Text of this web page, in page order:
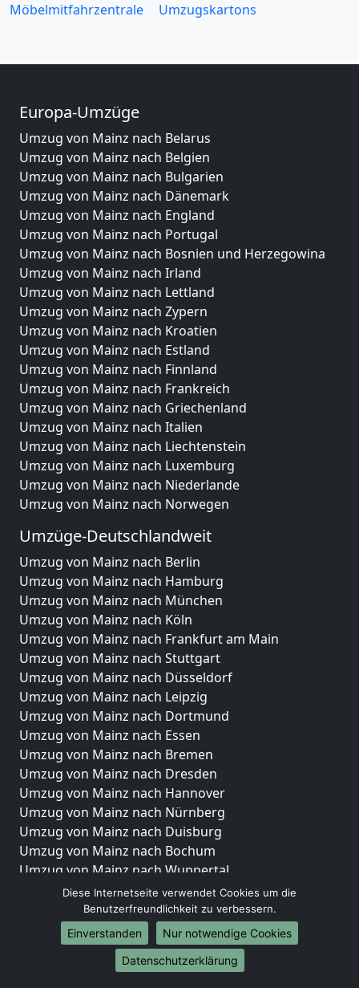
Möbelmitfahrzentrale
Umzugskartons
Europa-Umzüge
Umzug von Mainz nach Belarus
Umzug von Mainz nach Belgien
Umzug von Mainz nach Bulgarien
Umzug von Mainz nach Dänemark
Umzug von Mainz nach England
Umzug von Mainz nach Portugal
Umzug von Mainz nach Bosnien und Herzegowina
Umzug von Mainz nach Irland
Umzug von Mainz nach Lettland
Umzug von Mainz nach Zypern
Umzug von Mainz nach Kroatien
Umzug von Mainz nach Estland
Umzug von Mainz nach Finnland
Umzug von Mainz nach Frankreich
Umzug von Mainz nach Griechenland
Umzug von Mainz nach Italien
Umzug von Mainz nach Liechtenstein
Umzug von Mainz nach Luxemburg
Umzug von Mainz nach Niederlande
Umzug von Mainz nach Norwegen
Umzüge-Deutschlandweit
Umzug von Mainz nach Berlin
Umzug von Mainz nach Hamburg
Umzug von Mainz nach München
Umzug von Mainz nach Köln
Umzug von Mainz nach Frankfurt am Main
Umzug von Mainz nach Stuttgart
Umzug von Mainz nach Düsseldorf
Umzug von Mainz nach Leipzig
Umzug von Mainz nach Dortmund
Umzug von Mainz nach Essen
Umzug von Mainz nach Bremen
Umzug von Mainz nach Dresden
Umzug von Mainz nach Hannover
Umzug von Mainz nach Nürnberg
Umzug von Mainz nach Duisburg
Umzug von Mainz nach Bochum
Umzug von Mainz nach Wuppertal
Umzug von Mainz nach Bielefeld
Umzug von Mainz nach Bonn
Umzug von Mainz nach Münster
Internationale-Umzüge
Diese Internetseite verwendet Cookies um die
Benutzerfreundlichkeit zu verbessern.
Einverstanden
Nur notwendige Cookies
Datenschutzerklärung